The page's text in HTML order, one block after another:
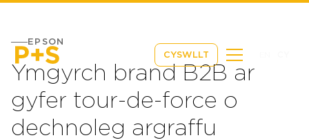
CYSWLLT
EPSON
Ymgyrch brand B2B ar
gyfer tour-de-force o
dechnoleg argraffu